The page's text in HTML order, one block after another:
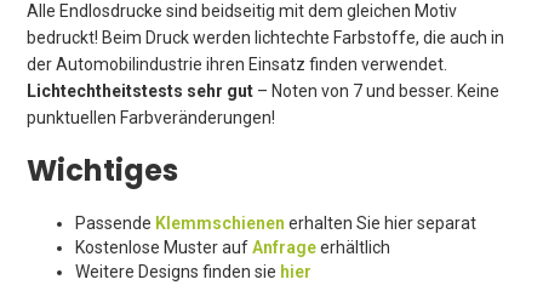
Alle Endlosdrucke sind beidseitig mit dem gleichen Motiv
bedruckt! Beim Druck werden lichtechte Farbstoffe, die auch in
der Automobilindustrie ihren Einsatz finden verwendet.
Lichtechtheitstests sehr gut – Noten von 7 und besser. Keine
punktuellen Farbveränderungen!
Wichtiges
Passende Klemmschienen erhalten Sie hier separat
Kostenlose Muster aufAnfrageerhältlich
Weitere Designs finden sie hier